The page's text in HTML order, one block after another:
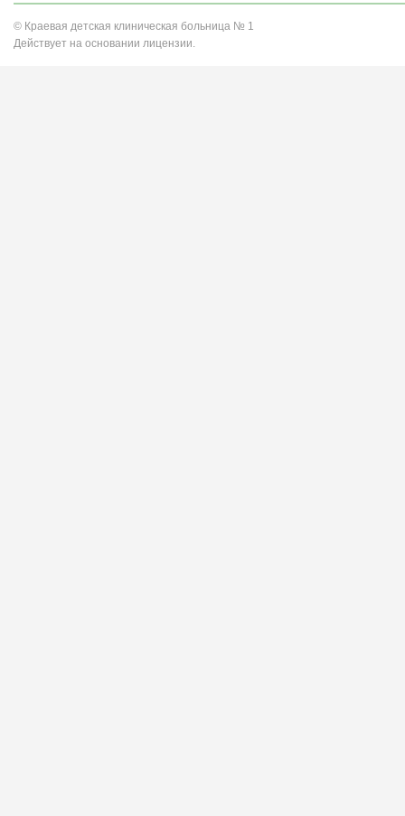
© Краевая детская клиническая больница № 1
Действует на основании лицензии.